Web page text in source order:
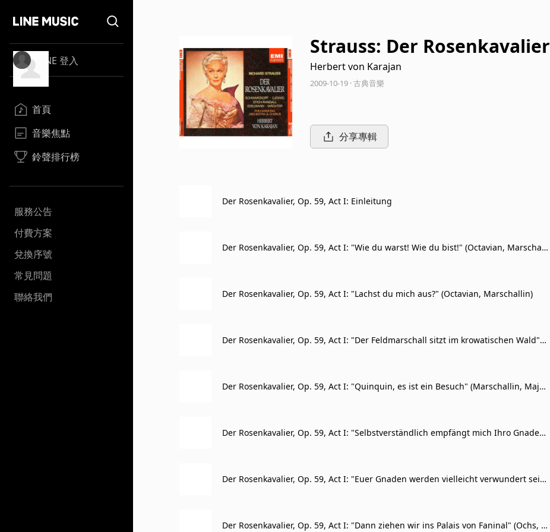
LINE 登入
首頁
音樂焦點
鈴聲排行榜
服務公告
付費方案
兌換序號
常見問題
聯絡我們
Strauss: Der Rosenkavalier
Herbert von Karajan
2009-10-19 · 古典音樂
分享專輯
Der Rosenkavalier, Op. 59, Act I: Einleitung
Der Rosenkavalier, Op. 59, Act I: "Wie du warst! Wie du bist!" (Octavian, Marschalli
Der Rosenkavalier, Op. 59, Act I: "Lachst du mich aus?" (Octavian, Marschallin)
Der Rosenkavalier, Op. 59, Act I: "Der Feldmarschall sitzt im krowatischen Wald"
Der Rosenkavalier, Op. 59, Act I: "Quinquin, es ist ein Besuch" (Marschallin, Major
Der Rosenkavalier, Op. 59, Act I: "Selbstverständlich empfängt mich Ihro Gnaden"
Der Rosenkavalier, Op. 59, Act I: "Euer Gnaden werden vielleicht verwundert sein"
Der Rosenkavalier, Op. 59, Act I: "Dann ziehen wir ins Palais von Faninal" (Ochs, M